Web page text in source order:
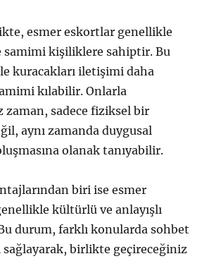
esmer eskortlar genellikle
samimi kişiliklere sahiptir. Bu
kuracakları iletişimi daha
kılabilir. Onlarla
zaman, sadece fiziksel bir
aynı zamanda duygusal
olanak tanıyabilir.
biri ise esmer
kültürlü ve anlayışlı
durum, farklı konularda sohbet
sağlayarak, birlikte geçireceğiniz